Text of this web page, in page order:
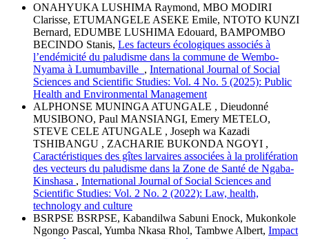
ONAHYUKA LUSHIMA Raymond, MBO MODIRI
Clarisse, ETUMANGELE ASEKE Emile, NTOTO KUNZI
Bernard, EDUMBE LUSHIMA Edouard, BAMPOMBO
BECINDO Stanis, Les facteurs écologiques associés à
l’endémicité du paludisme dans la commune de Wembo-
Nyama à Lumumbaville , International Journal of Social
Sciences and Scientific Studies: Vol. 4 No. 5 (2025): Public
Health and Environmental Management
ALPHONSE MUNINGA ATUNGALE , Dieudonné
MUSIBONO, Paul MANSIANGI, Emery METELO,
STEVE CELE ATUNGALE , Joseph wa Kazadi
TSHIBANGU , ZACHARIE BUKONDA NGOYI ,
Caractéristiques des gîtes larvaires associées à la prolifération
des vecteurs du paludisme dans la Zone de Santé de Ngaba-
Kinshasa , International Journal of Social Sciences and
Scientific Studies: Vol. 2 No. 2 (2022): Law, health,
technology and culture
BSRPSE BSRPSE, Kabandilwa Sabuni Enock, Mukonkole
Ngongo Pascal, Yumba Nkasa Rhol, Tambwe Albert, Impact